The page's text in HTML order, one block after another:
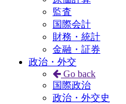
監査
国際会計
財務・統計
金融・証券
政治・外交
Go back
国際政治
政治・外交史